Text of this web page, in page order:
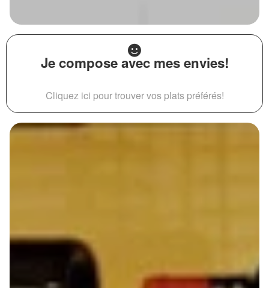
Je compose avec mes envies!
Cliquez ici pour trouver vos plats préférés!